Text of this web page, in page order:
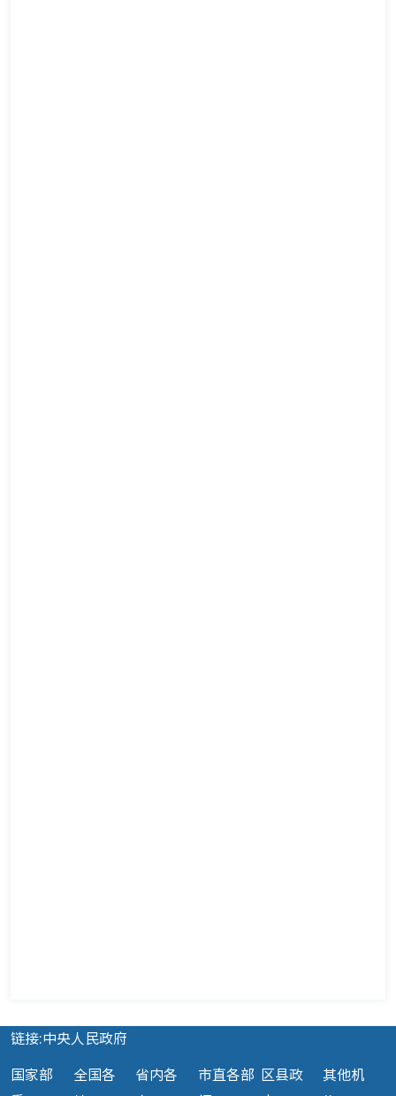
链接:中央人民政府
国家部
全国各
省内各
市直各部 区县政
其他机